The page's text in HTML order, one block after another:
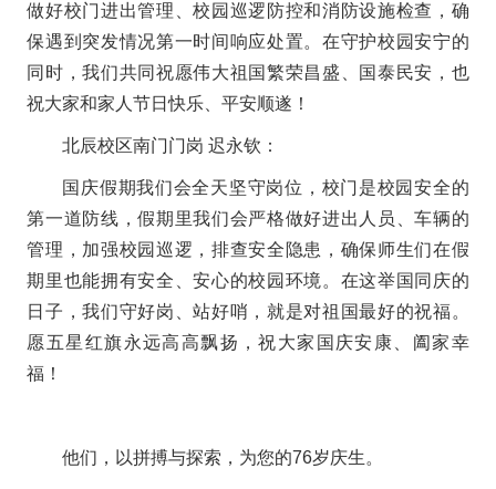
做好校门进出管理、校园巡逻防控和消防设施检查，确
保遇到突发情况第一时间响应处置。在守护校园安宁的
同时，我们共同祝愿伟大祖国繁荣昌盛、国泰民安，也
祝大家和家人节日快乐、平安顺遂！
北辰校区南门门岗 迟永钦：
国庆假期我们会全天坚守岗位，校门是校园安全的
第一道防线，假期里我们会严格做好进出人员、车辆的
管理，加强校园巡逻，排查安全隐患，确保师生们在假
期里也能拥有安全、安心的校园环境。在这举国同庆的
日子，我们守好岗、站好哨，就是对祖国最好的祝福。
愿五星红旗永远高高飘扬，祝大家国庆安康、阖家幸
福！
他们，以拼搏与探索，为您的76岁庆生。